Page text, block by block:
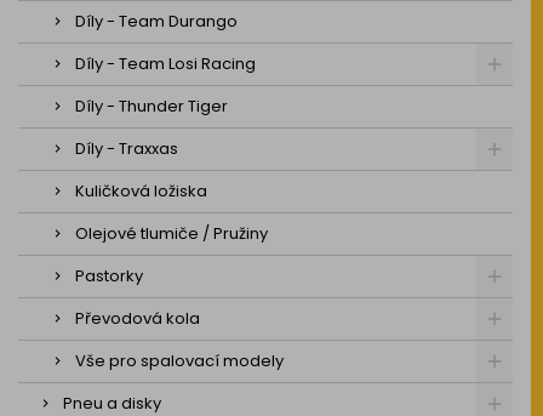
Díly - Team Durango
Díly - Team Losi Racing
Díly - Thunder Tiger
Díly - Traxxas
Kuličková ložiska
Olejové tlumiče / Pružiny
Pastorky
Převodová kola
Vše pro spalovací modely
Pneu a disky